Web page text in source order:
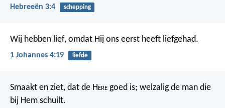
Hebreeën 3:4 schepping
Wij hebben lief, omdat Hij ons eerst heeft liefgehad.
1 Johannes 4:19 liefde
Smaakt en ziet, dat de Here goed is; welzalig de man die
bij Hem schuilt.